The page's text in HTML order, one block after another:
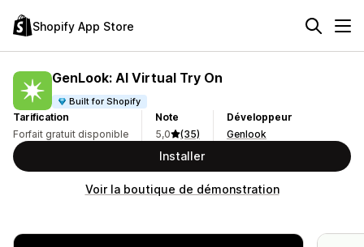
Shopify App Store
GenLook: AI Virtual Try On
Built for Shopify
Tarification
Forfait gratuit disponible
Note
5,0
(35)
Développeur
Genlook
Installer
Voir la boutique de démonstration